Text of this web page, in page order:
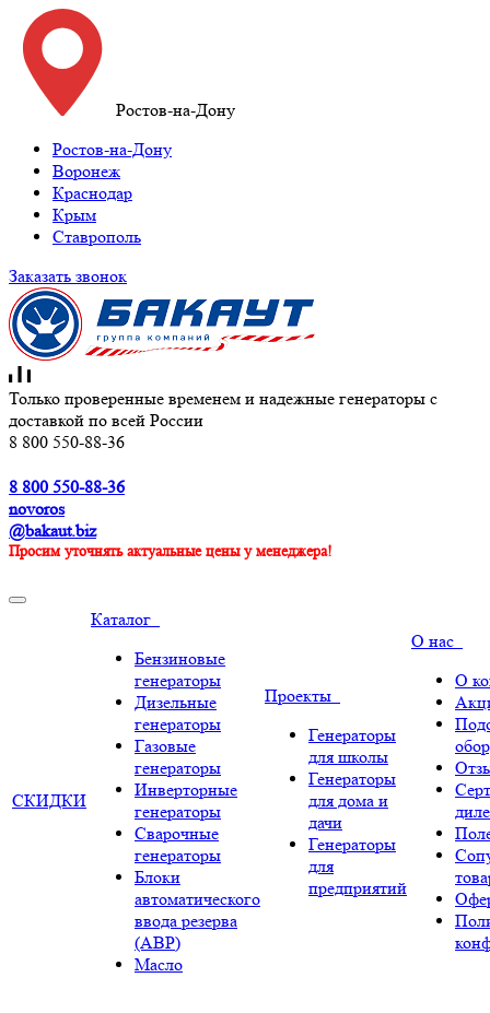
Ростов-на-Дону
Ростов-на-Дону
Воронеж
Краснодар
Крым
Ставрополь
Заказать звонок
Только проверенные временем и надежные генераторы с
доставкой по всей России
8 800 550-88-36
8 800 550-88-36
novoros
@bakaut.biz
Просим уточнять актуальные цены у менеджера!
СКИДКИ
Каталог
Бензиновые
генераторы
Дизельные
генераторы
Газовые
генераторы
Инверторные
генераторы
Сварочные
генераторы
Блоки
автоматического
ввода резерва
(АВР)
Масло
Проекты
Генераторы
для школы
Генераторы
для дома и
дачи
Генераторы
для
предприятий
О нас
О